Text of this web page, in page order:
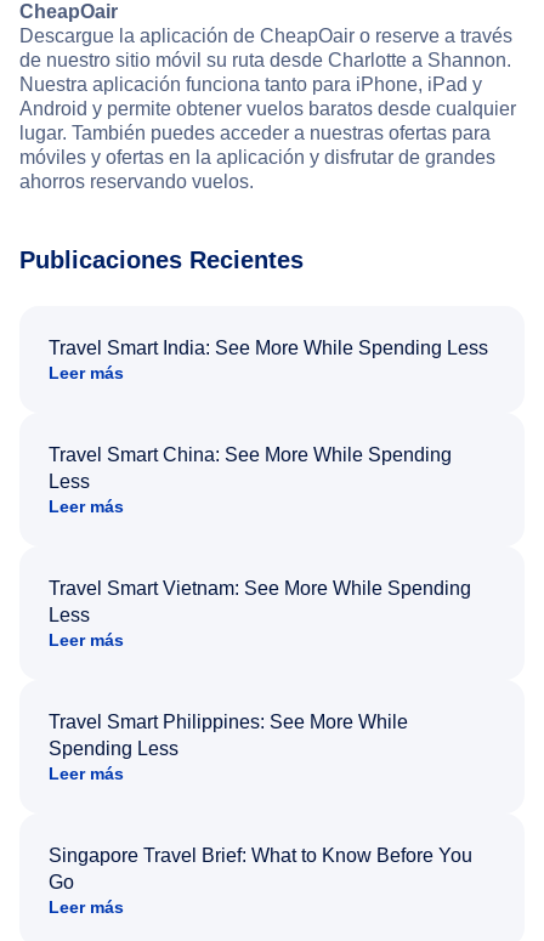
CheapOair
Descargue la aplicación de CheapOair o reserve a través
de nuestro sitio móvil su ruta desde Charlotte a Shannon.
Nuestra aplicación funciona tanto para iPhone, iPad y
Android y permite obtener vuelos baratos desde cualquier
lugar. También puedes acceder a nuestras ofertas para
móviles y ofertas en la aplicación y disfrutar de grandes
ahorros reservando vuelos.
Publicaciones Recientes
Travel Smart India: See More While Spending Less
Leer más
Travel Smart China: See More While Spending
Less
Leer más
Travel Smart Vietnam: See More While Spending
Less
Leer más
Travel Smart Philippines: See More While
Spending Less
Leer más
Singapore Travel Brief: What to Know Before You
Go
Leer más